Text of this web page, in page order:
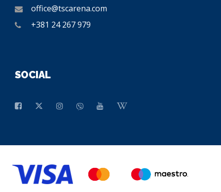
office@tscarena.com
+381 24 267 979
SOCIAL